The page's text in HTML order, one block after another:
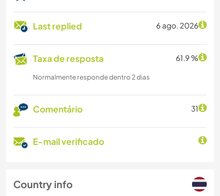
Last replied 6 ago. 2026
Taxa de resposta 61.9 %
Normalmente responde dentro 2 dias
Comentário 31
E-mail verificado
Country info